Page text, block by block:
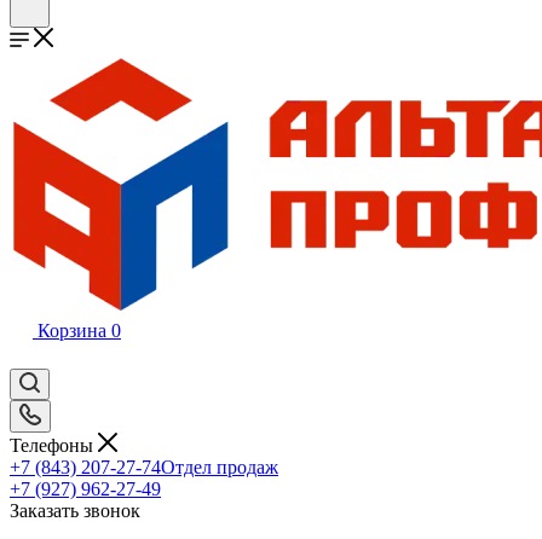
Корзина 0
Телефоны
+7 (843) 207-27-74Отдел продаж
+7 (927) 962-27-49
Заказать звонок